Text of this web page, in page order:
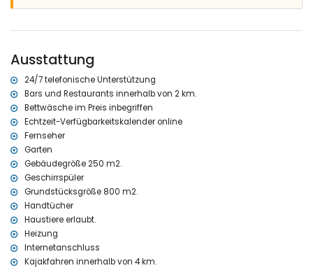
nächste Stadt: Denia (innerhalb von 3 Kilometern von der Villa)
nächster Flughafen: Valencia (innerhalb von 100 Kilometern von
der Villa)
zweiter nächster Flughafen: Alicante (innerhalb von 100 Kilometern
öffentliche Verkehrsmittel in der Nähe: Bus innerhalb von 4
Kilometern
Haustiere erlaubt
Die Unterkunft ist sehr gut für Familien mit Kindern geeignet
Ausstattungen und Dienstleistungen, die im Mietpreis der Villa
enthalten sind
Internet (WiFi)
Staubsauger und Bügeleisen sowie Bügelbrett
Bettwäsche und Handtücher
Rezeptionsservice und 24-Stunden-Notdienst
Ausstattung
24/7 telefonische Unterstützung
Bars und Restaurants innerhalb von 2 km.
Bettwäsche im Preis inbegriffen
Echtzeit-Verfügbarkeitskalender online
Fernseher
Garten
Gebäudegröße 250 m2.
Geschirrspüler
Grundstücksgröße 800 m2.
Handtücher
Haustiere erlaubt.
Heizung
Internetanschluss
Kajakfahren innerhalb von 4 km.